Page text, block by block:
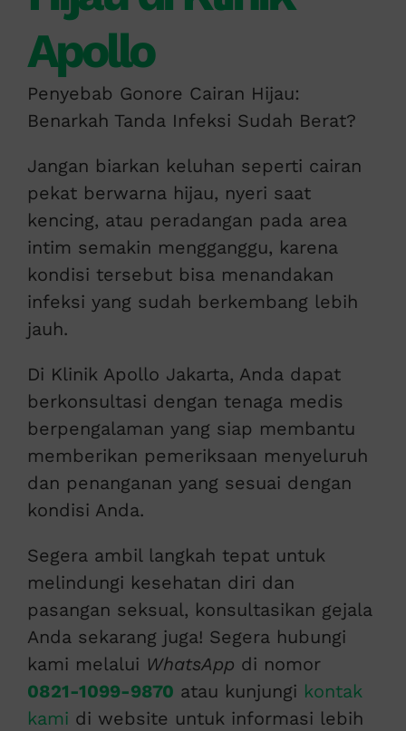
Apollo
Penyebab Gonore Cairan Hijau:
Benarkah Tanda Infeksi Sudah Berat?
Jangan biarkan keluhan seperti cairan
pekat berwarna hijau, nyeri saat
kencing, atau peradangan pada area
intim semakin mengganggu, karena
kondisi tersebut bisa menandakan
infeksi yang sudah berkembang lebih
jauh.
Di Klinik Apollo Jakarta, Anda dapat
berkonsultasi dengan tenaga medis
berpengalaman yang siap membantu
memberikan pemeriksaan menyeluruh
dan penanganan yang sesuai dengan
kondisi Anda.
Segera ambil langkah tepat untuk
melindungi kesehatan diri dan
pasangan seksual, konsultasikan gejala
Anda sekarang juga! Segera hubungi
kami melalui WhatsApp di nomor
0821-1099-9870 atau kunjungi kontak
kami di website untuk informasi lebih